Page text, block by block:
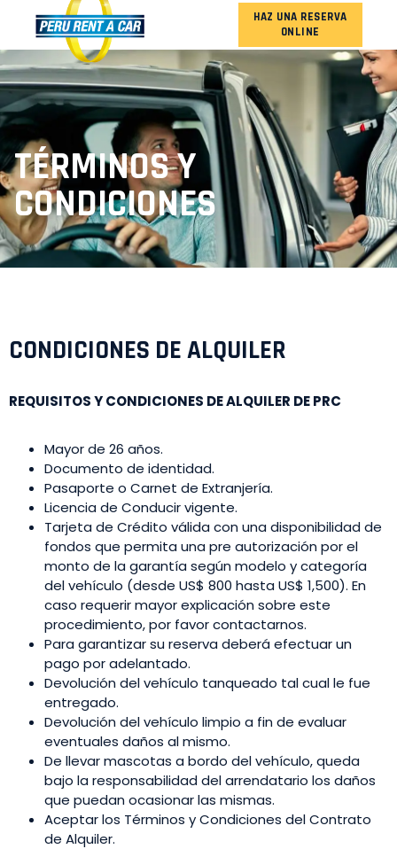
HAZ UNA RESERVA
ONLINE
TÉRMINOS Y
CONDICIONES
CONDICIONES DE ALQUILER
REQUISITOS Y CONDICIONES DE ALQUILER DE PRC
Mayor de 26 años.
Documento de identidad.
Pasaporte o Carnet de Extranjería.
Licencia de Conducir vigente.
Tarjeta de Crédito válida con una disponibilidad de
fondos que permita una pre autorización por el
monto de la garantía según modelo y categoría
del vehículo (desde US$ 800 hasta US$ 1,500). En
caso requerir mayor explicación sobre este
procedimiento, por favor contactarnos.
Para garantizar su reserva deberá efectuar un
pago por adelantado.
Devolución del vehículo tanqueado tal cual le fue
entregado.
Devolución del vehículo limpio a fin de evaluar
eventuales daños al mismo.
De llevar mascotas a bordo del vehículo, queda
bajo la responsabilidad del arrendatario los daños
que puedan ocasionar las mismas.
Aceptar los Términos y Condiciones del Contrato
de Alquiler.